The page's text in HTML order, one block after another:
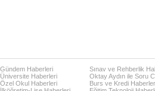
Gündem Haberleri
Üniversite Haberleri
Özel Okul Haberleri
Sınav ve Rehberlik
Oktay Aydın ile Soru
Burs ve Kredi